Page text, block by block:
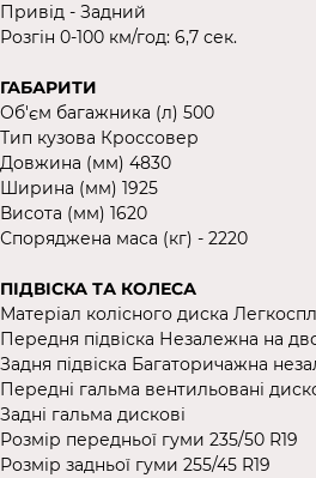
Привід - Задний
Розгін 0-100 км/год: 6,7 сек.
ГАБАРИТИ
Об'єм багажника (л) 500
Тип кузова Кроссовер
Довжина (мм) 4830
Ширина (мм) 1925
Висота (мм) 1620
Споряджена маса (кг) - 2220
ПІДВІСКА ТА КОЛЕСА
Матеріал колісного диска
Передня підвіска Незалежна на
Задня підвіска Багаторичажна
Передні гальма вентильовані
Задні гальма дискові
Розмір передньої гуми 235/50 R19
Розмір задньої гуми 255/45 R19